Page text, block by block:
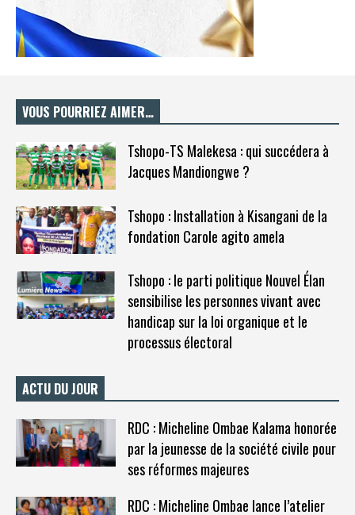
VOUS POURRIEZ AIMER…
Tshopo-TS Malekesa : qui succédera à
Jacques Mandiongwe ?
Tshopo : Installation à Kisangani de la
fondation Carole agito amela
Tshopo : le parti politique Nouvel Élan
sensibilise les personnes vivant avec
handicap sur la loi organique et le
processus électoral
ACTU DU JOUR
RDC : Micheline Ombae Kalama honorée
par la jeunesse de la société civile pour
ses réformes majeures
RDC : Micheline Ombae lance l’atelier